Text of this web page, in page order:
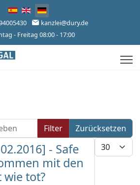
Sprache auswählen
kanzlei@dury.de
- Freitag 08:00 - 17:00
Filter
Zurücksetzen
Anzeige #
- Safe
mit den
wie tot?